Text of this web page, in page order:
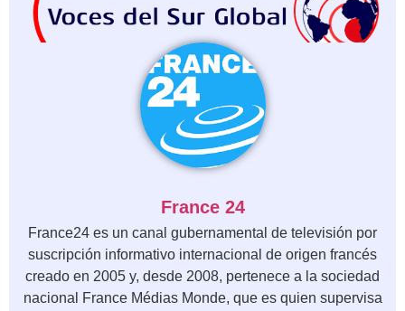
France 24
France24 es un canal gubernamental de televisión por
suscripción informativo internacional de origen francés
creado en 2005 y, desde 2008, pertenece a la sociedad
nacional France Médias Monde, que es quien supervisa